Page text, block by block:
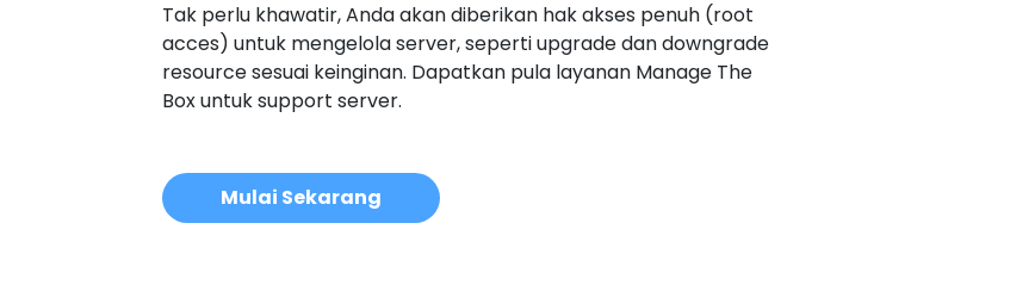
Tak perlu khawatir, Anda akan diberikan hak akses penuh (root
acces) untuk mengelola server, seperti upgrade dan downgrade
resource sesuai keinginan. Dapatkan pula layanan Manage The
Box untuk support server.
Mulai Sekarang